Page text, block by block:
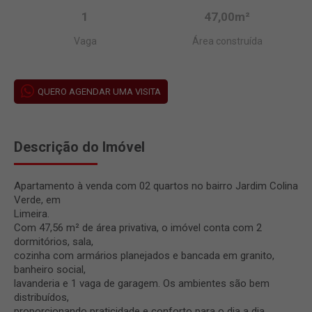
1
Vaga
47,00m²
Área construída
QUERO AGENDAR UMA VISITA
Descrição do Imóvel
Apartamento à venda com 02 quartos no bairro Jardim Colina
Verde, em
Limeira.
Com 47,56 m² de área privativa, o imóvel conta com 2
dormitórios, sala,
cozinha com armários planejados e bancada em granito,
banheiro social,
lavanderia e 1 vaga de garagem. Os ambientes são bem
distribuídos,